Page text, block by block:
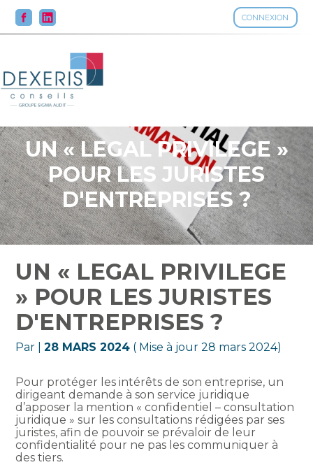
CONNEXION
Aller
au
contenu
UN « LEGAL PRIVILEGE »
POUR LES JURISTES
D'ENTREPRISES ?
UN « LEGAL PRIVILEGE
» POUR LES JURISTES
D'ENTREPRISES ?
Par |28 MARS 2024 ( Mise à jour 28 mars 2024)
Pour protéger les intérêts de son entreprise, un
dirigeant demande à son service juridique
d’apposer la mention « confidentiel – consultation
juridique » sur les consultations rédigées par ses
juristes, afin de pouvoir se prévaloir de leur
confidentialité pour ne pas les communiquer à
des tiers.